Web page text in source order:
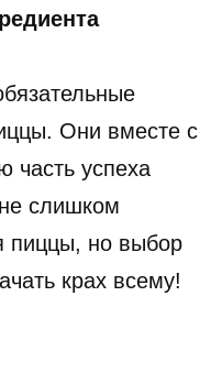
Они вместе с
часть успеха
слишком
пиццы, но выбор
крах всему!